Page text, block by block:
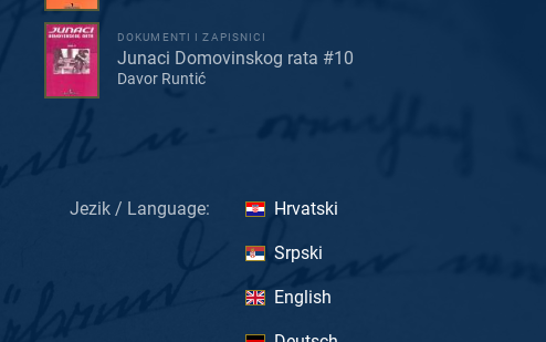
DOKUMENTI I ZAPISNICI
Junaci Domovinskog rata #10
Davor Runtić
Jezik / Language: Hrvatski
Srpski
English